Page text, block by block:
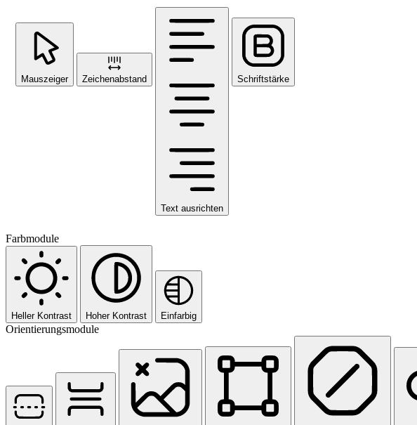
Mauszeiger Zeichenabstand
Text ausrichten
Schriftstärke
Farbmodule
Heller Kontrast Hoher Kontrast Einfarbig
Orientierungsmodule